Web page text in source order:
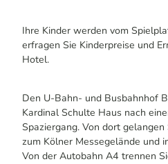
Ihre Kinder werden vom
erfragen Sie Kinderpreise und
Hotel.
Den U-Bahn- und Busbahnhof
Kardinal Schulte Haus nach
Spaziergang. Von dort
zum Kölner Messegelände und
Von der Autobahn A4 trennen